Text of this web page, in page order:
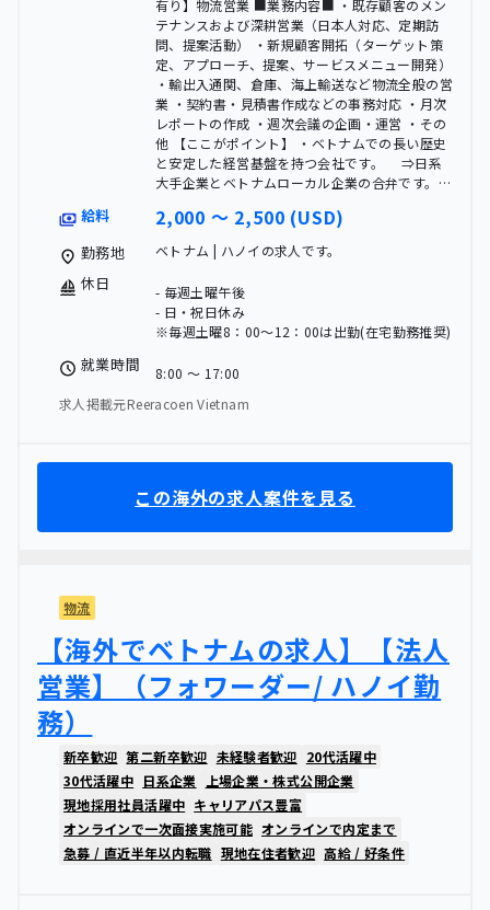
有り】物流営業 ■業務内容■ ・既存顧客のメン
テナンスおよび深耕営業（日本人対応、定期訪
問、提案活動） ・新規顧客開拓（ターゲット策
定、アプローチ、提案、サービスメニュー開発）
・輸出入通関、倉庫、海上輸送など物流全般の営
業 ・契約書・見積書作成などの事務対応 ・月次
レポートの作成 ・週次会議の企画・運営 ・その
他 【ここがポイント】 ・ベトナムでの長い歴史
と安定した経営基盤を持つ会社です。 ⇒日系
大手企業とベトナムローカル企業の合弁です。…
給料 2,000 〜 2,500 (USD)
勤務地 ベトナム | ハノイの求人です。
休日
- 毎週土曜午後
- 日・祝日休み
※毎週土曜8：00～12：00は出勤(在宅勤務推奨)
就業時間
8:00 〜 17:00
求人掲載元Reeracoen Vietnam
この海外の求人案件を見る
物流
【海外でベトナムの求人】【法人
営業】（フォワーダー/ ハノイ勤
務）
新卒歓迎 第二新卒歓迎 未経験者歓迎 20代活躍中
30代活躍中 日系企業
上場企業・株式公開企業
現地採用社員活躍中 キャリアパス豊富
オンラインで一次面接実施可能 オンラインで内定まで
急募 / 直近半年以内転職 現地在住者歓迎 高給 / 好条件